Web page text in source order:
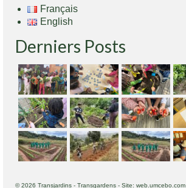
Français
English
Derniers Posts
© 2026 Transjardins - Transgardens - Site: web.umcebo.com